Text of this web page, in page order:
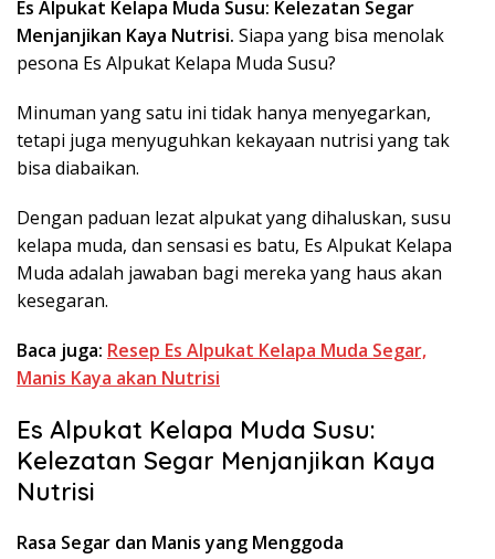
Es Alpukat Kelapa Muda Susu: Kelezatan Segar
Menjanjikan Kaya Nutrisi. Siapa yang bisa menolak
pesona Es Alpukat Kelapa Muda Susu?
Minuman yang satu ini tidak hanya menyegarkan,
tetapi juga menyuguhkan kekayaan nutrisi yang tak
bisa diabaikan.
Dengan paduan lezat alpukat yang dihaluskan, susu
kelapa muda, dan sensasi es batu, Es Alpukat Kelapa
Muda adalah jawaban bagi mereka yang haus akan
kesegaran.
Baca juga: Resep Es Alpukat Kelapa Muda Segar,
Manis Kaya akan Nutrisi
Es Alpukat Kelapa Muda Susu:
Kelezatan Segar Menjanjikan Kaya
Nutrisi
Rasa Segar dan Manis yang Menggoda